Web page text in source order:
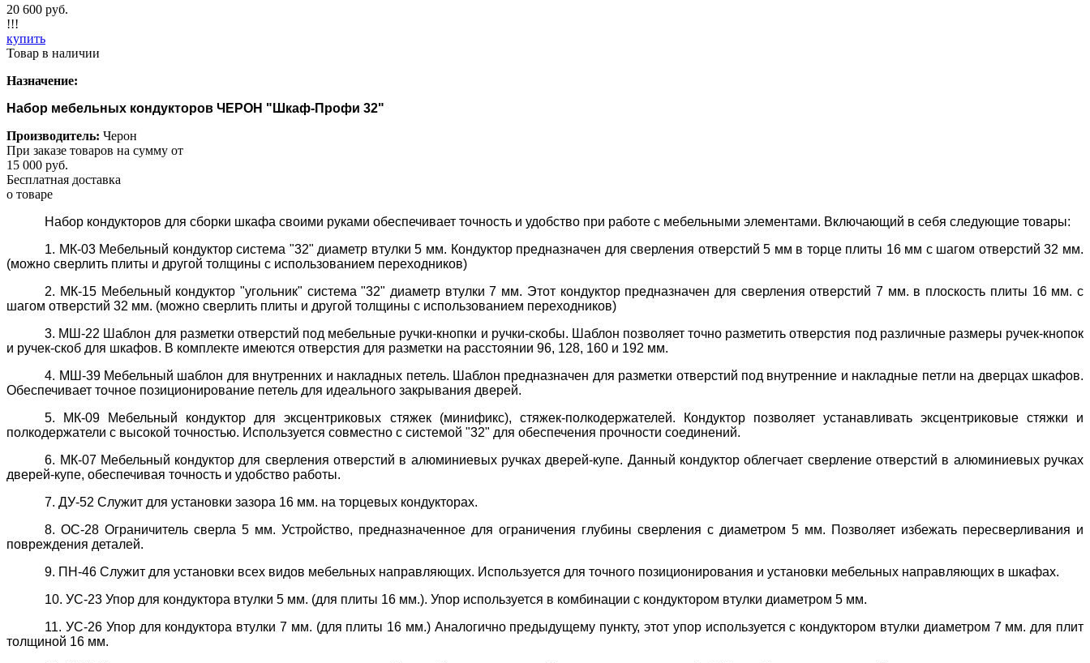
20 600 руб.
!!!
купить
Товар в наличии
Назначение:
Набор мебельных кондукторов ЧЕРОН "Шкаф-Профи 32"
Производитель: Черон
При заказе товаров на сумму от
15 000 руб.
Бесплатная доставка
о товаре
Набор кондукторов для сборки шкафа своими руками обеспечивает точность и удобство при работе с мебельными элементами. Включающий в себя следующие товары:
1. МК-03 Мебельный кондуктор система "32" диаметр втулки 5 мм. Кондуктор предназначен для сверления отверстий 5 мм в торце плиты 16 мм с шагом отверстий 32 мм.
(можно сверлить плиты и другой толщины с использованием переходников)
2. МК-15 Мебельный кондуктор "угольник" система "32" диаметр втулки 7 мм. Этот кондуктор предназначен для сверления отверстий 7 мм. в плоскость плиты 16 мм. с
шагом отверстий 32 мм. (можно сверлить плиты и другой толщины с использованием переходников)
3. МШ-22 Шаблон для разметки отверстий под мебельные ручки-кнопки и ручки-скобы. Шаблон позволяет точно разметить отверстия под различные размеры ручек-кнопок
и ручек-скоб для шкафов. В комплекте имеются отверстия для разметки на расстоянии 96, 128, 160 и 192 мм.
4. МШ-39 Мебельный шаблон для внутренних и накладных петель. Шаблон предназначен для разметки отверстий под внутренние и накладные петли на дверцах шкафов.
Обеспечивает точное позиционирование петель для идеального закрывания дверей.
5. МК-09 Мебельный кондуктор для эксцентриковых стяжек (минификс), стяжек-полкодержателей. Кондуктор позволяет устанавливать эксцентриковые стяжки и
полкодержатели с высокой точностью. Используется совместно с системой "32" для обеспечения прочности соединений.
6. МК-07 Мебельный кондуктор для сверления отверстий в алюминиевых ручках дверей-купе. Данный кондуктор облегчает сверление отверстий в алюминиевых ручках
дверей-купе, обеспечивая точность и удобство работы.
7. ДУ-52 Служит для установки зазора 16 мм. на торцевых кондукторах.
8. ОС-28 Ограничитель сверла 5 мм. Устройство, предназначенное для ограничения глубины сверления с диаметром 5 мм. Позволяет избежать пересверливания и
повреждения деталей.
9. ПН-46 Служит для установки всех видов мебельных направляющих. Используется для точного позиционирования и установки мебельных направляющих в шкафах.
10. УС-23 Упор для кондуктора втулки 5 мм. (для плиты 16 мм.). Упор используется в комбинации с кондуктором втулки диаметром 5 мм.
11. УС-26 Упор для кондуктора втулки 7 мм. (для плиты 16 мм.) Аналогично предыдущему пункту, этот упор используется с кондуктором втулки диаметром 7 мм. для плит
толщиной 16 мм.